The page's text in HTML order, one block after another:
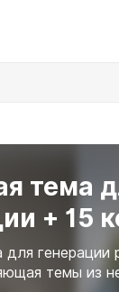
тема
+ 15
для генерации
темы из